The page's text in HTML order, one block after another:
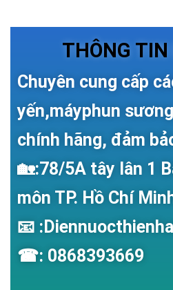
THÔNG TIN
Chuyên cung cấp
yến,máyphun
chính hãng, đảm
🏡:78/5A tây lân 1
môn TP. Hồ Chí
📧
☎: 0868393669